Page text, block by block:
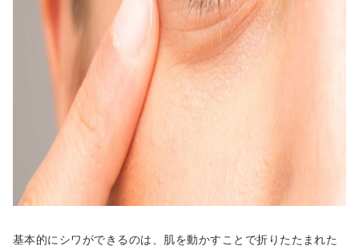
基本的にシワができるのは、肌を動かすことで折りたたまれた